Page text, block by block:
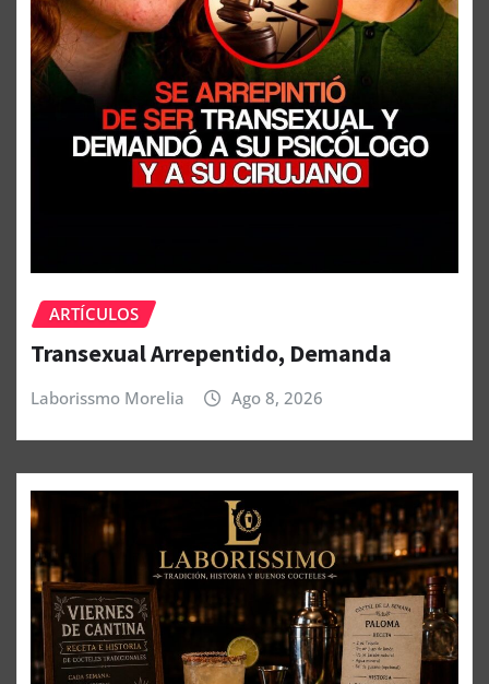
ARTÍCULOS
Transexual Arrepentido, Demanda
Laborissmo Morelia Ago 8, 2026